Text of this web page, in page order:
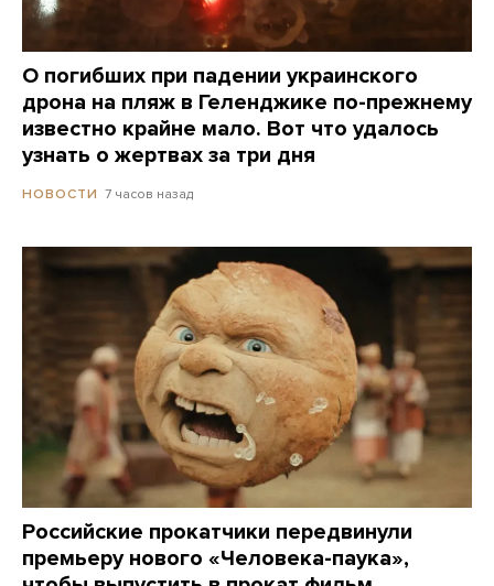
О погибших при падении украинского
дрона на пляж в Геленджике по-прежнему
известно крайне мало. Вот что удалось
узнать о жертвах за три дня
НОВОСТИ 7 часов назад
Российские прокатчики передвинули
премьеру нового «Человека-паука»,